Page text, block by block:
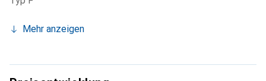
Mehr anzeigen